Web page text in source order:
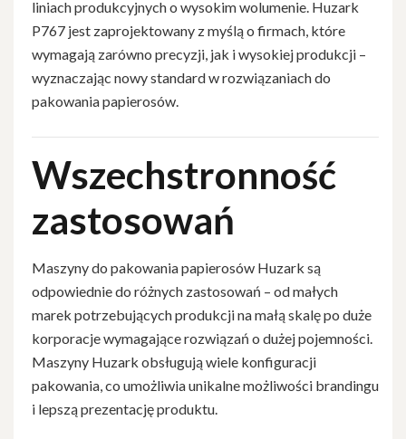
liniach produkcyjnych o wysokim wolumenie. Huzark
P767 jest zaprojektowany z myślą o firmach, które
wymagają zarówno precyzji, jak i wysokiej produkcji –
wyznaczając nowy standard w rozwiązaniach do
pakowania papierosów.
Wszechstronność
zastosowań
Maszyny do pakowania papierosów Huzark są
odpowiednie do różnych zastosowań – od małych
marek potrzebujących produkcji na małą skalę po duże
korporacje wymagające rozwiązań o dużej pojemności.
Maszyny Huzark obsługują wiele konfiguracji
pakowania, co umożliwia unikalne możliwości brandingu
i lepszą prezentację produktu.